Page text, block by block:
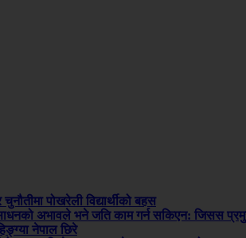
पोखरेली विद्यार्थीको बहस
अभावले भने जति काम गर्न सकिएन: जिसस
नेपाल छिरे